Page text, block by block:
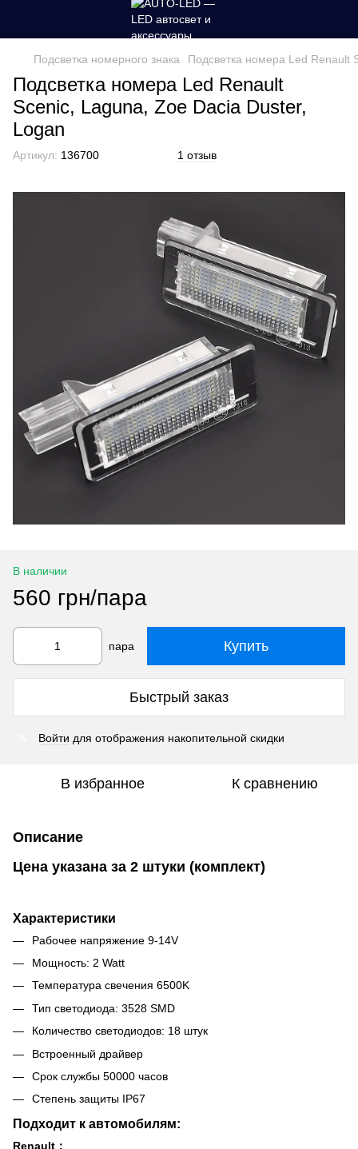
Подсветка номерного знака Подсветка номера Led Renault
Подсветка номера Led Renault
Scenic, Laguna, Zoe Dacia Duster,
Logan
Артикул: 136700 1 отзыв
В наличии
560 грн/пара
пара Купить
Быстрый заказ
Войти для отображения накопительной скидки
В избранное К сравнению
Описание
Цена указана за 2 штуки (комплект)
Характеристики
Рабочее напряжение 9-14V
Мощность: 2 Watt
Температура свечения 6500K
Тип светодиода: 3528 SMD
Количество светодиодов: 18 штук
Встроенный драйвер
Срок службы 50000 часов
Степень защиты IP67
Подходит к автомобилям:
Renault：